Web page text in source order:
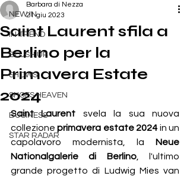
NEW IN
IN TREND
BLUSH UP
SHOWS
SHOES HEAVEN
BUSINESS
STAR RADAR
Saint Laurent sfila a
Berlino per la
Primavera Estate
2024
Barbara di Nezza
21 giu 2023
Saint Laurent svela la sua nuova
collezione primavera estate 2024 in un
capolavoro modernista, la Neue
Nationalgalerie di Berlino, l'ultimo
grande progetto di Ludwig Mies van